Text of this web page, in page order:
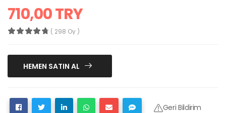
710,00 TRY
( 298 Oy )
HEMEN SATIN AL
Geri Bildirim